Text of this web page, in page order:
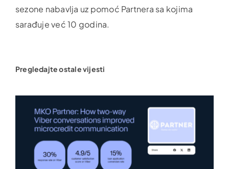
sezone nabavlja uz pomoć Partnera sa kojima
sarađuje već 10 godina.
Pregledajte ostale vijesti